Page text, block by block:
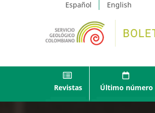
Español English
Revistas Último número